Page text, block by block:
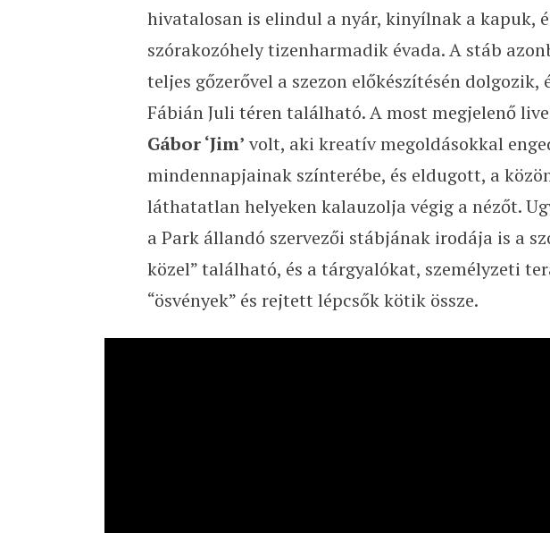
hivatalosan is elindul a nyár, kinyílnak a kapuk,
szórakozóhely tizenharmadik évada. A stáb
teljes gőzerővel a szezon előkészítésén dolgozik,
Fábián Juli téren található. A most megjelenő
Gábor ‘Jim’ volt, aki kreatív megoldásokkal
mindennapjainak színterébe, és eldugott, a
láthatatlan helyeken kalauzolja végig a nézőt.
a Park állandó szervezői stábjának irodája is a
közel” található, és a tárgyalókat, személyzeti
“ösvények” és rejtett lépcsők kötik össze.